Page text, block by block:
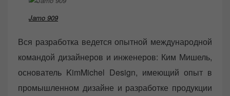
Jamo 909
Вся разработка ведется опытной международной
командой дизайнеров и инженеров: Ким Мишель,
основатель KimMichel Design, имеющий опыт в
промышленном дизайне и разработке продукции